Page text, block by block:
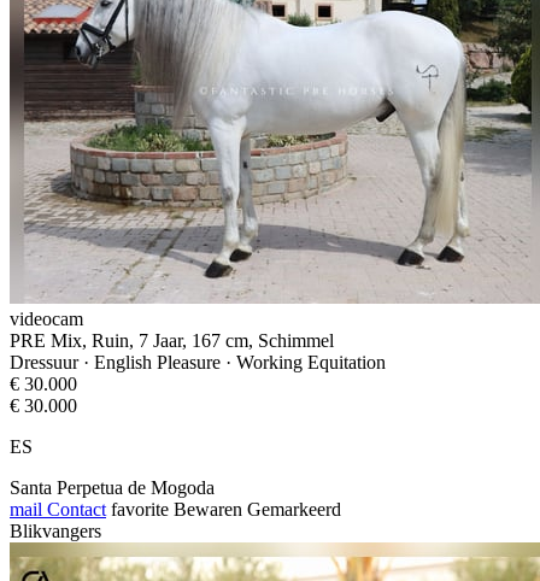
videocam
PRE Mix, Ruin, 7 Jaar, 167 cm, Schimmel
Dressuur · English Pleasure · Working Equitation
€ 30.000
€ 30.000
ES
Santa Perpetua de Mogoda
mail Contact favorite Bewaren Gemarkeerd
Blikvangers